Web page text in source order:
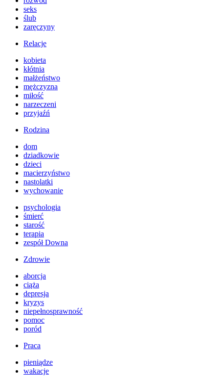
seks
ślub
zaręczyny
Relacje
kobieta
kłótnia
małżeństwo
mężczyzna
miłość
narzeczeni
przyjaźń
Rodzina
dom
dziadkowie
dzieci
macierzyństwo
nastolatki
wychowanie
psychologia
śmierć
starość
terapia
zespół Downa
Zdrowie
aborcja
ciąża
depresja
kryzys
niepełnosprawność
pomoc
poród
Praca
pieniądze
wakacje